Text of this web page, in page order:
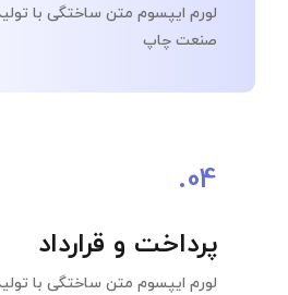
لورم ایپسوم متن ساختگی با
صنعت چاپ
04.
پرداخت و قرارداد
لورم ایپسوم متن ساختگی با